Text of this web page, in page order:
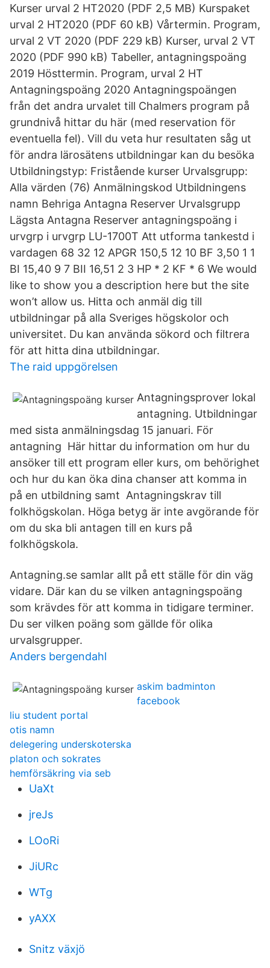
Kurser urval 2 HT2020 (PDF 2,5 MB) Kurspaket
urval 2 HT2020 (PDF 60 kB) Vårtermin. Program,
urval 2 VT 2020 (PDF 229 kB) Kurser, urval 2 VT
2020 (PDF 990 kB) Tabeller, antagningspoäng
2019 Hösttermin. Program, urval 2 HT
Antagningspoäng 2020 Antagningspoängen
från det andra urvalet till Chalmers program på
grundnivå hittar du här (med reservation för
eventuella fel). Vill du veta hur resultaten såg ut
för andra lärosätens utbildningar kan du besöka
Utbildningstyp: Fristående kurser Urvalsgrupp:
Alla värden (76) Anmälningskod Utbildningens
namn Behriga Antagna Reserver Urvalsgrupp
Lägsta Antagna Reserver antagningspoäng i
urvgrp i urvgrp LU-1700T Att utforma tankestd i
vardagen 68 32 12 APGR 150,5 12 10 BF 3,50 1 1
BI 15,40 9 7 BII 16,51 2 3 HP * 2 KF * 6 We would
like to show you a description here but the site
won’t allow us. Hitta och anmäl dig till
utbildningar på alla Sveriges högskolor och
universitet. Du kan använda sökord och filtrera
för att hitta dina utbildningar.
The raid uppgörelsen
Antagningsprover lokal
antagning. Utbildningar
med sista anmälningsdag 15 januari. För
antagning Här hittar du information om hur du
ansöker till ett program eller kurs, om behörighet
och hur du kan öka dina chanser att komma in
på en utbildning samt Antagningskrav till
folkhögskolan. Höga betyg är inte avgörande för
om du ska bli antagen till en kurs på
folkhögskola.
Antagning.se samlar allt på ett ställe för din väg
vidare. Där kan du se vilken antagningspoäng
som krävdes för att komma in tidigare terminer.
Du ser vilken poäng som gällde för olika
urvalsgrupper.
Anders bergendahl
askim badminton
facebook
liu student portal
otis namn
delegering underskoterska
platon och sokrates
hemförsäkring via seb
UaXt
jreJs
LOoRi
JiURc
WTg
yAXX
Snitz växjö